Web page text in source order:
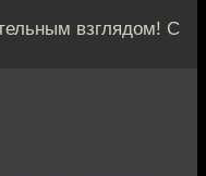
взглядом! С